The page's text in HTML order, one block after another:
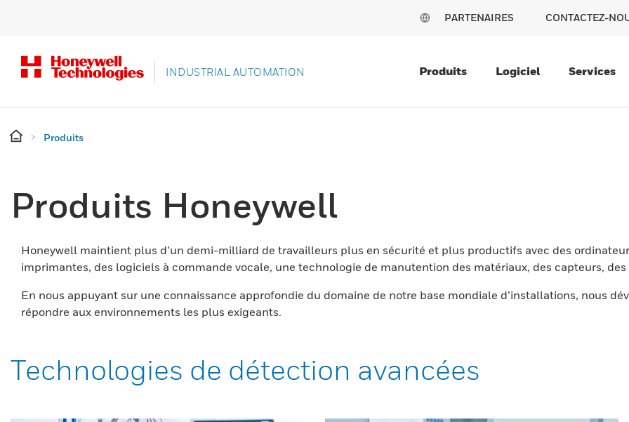
PARTENAIRES CONTACTEZ-
INDUSTRIAL AUTOMATION Produits Logiciel Services
Produits
Produits Honeywell
Honeywell maintient plus d’un demi-milliard de travailleurs plus en sécurité et plus productifs avec des
imprimantes, des logiciels à commande vocale, une technologie de manutention des matériaux, des capteurs,
En nous appuyant sur une connaissance approfondie du domaine de notre base mondiale d’installations, nous
répondre aux environnements les plus exigeants.
Technologies de détection avancées